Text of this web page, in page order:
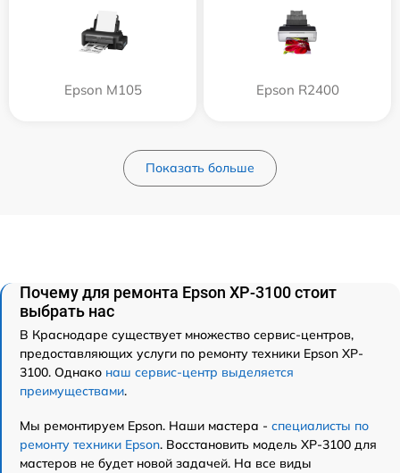
Epson M105 Epson R2400
Показать больше
Почему для ремонта Epson XP-3100 стоит
выбрать нас
В Краснодаре существует множество сервис-центров,
предоставляющих услуги по ремонту техники Epson XP-
3100. Однако наш сервис-центр выделяется
преимуществами.
Мы ремонтируем Epson. Наши мастера - специалисты по
ремонту техники Epson. Восстановить модель XP-3100 для
мастеров не будет новой задачей. На все виды